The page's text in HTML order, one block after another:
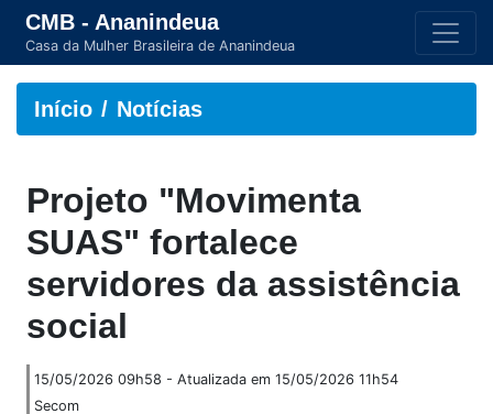
CMB - Ananindeua
Casa da Mulher Brasileira de Ananindeua
Início Notícias
Projeto "Movimenta
SUAS" fortalece
servidores da assistência
social
15/05/2026 09h58 - Atualizada em 15/05/2026 11h54
Secom